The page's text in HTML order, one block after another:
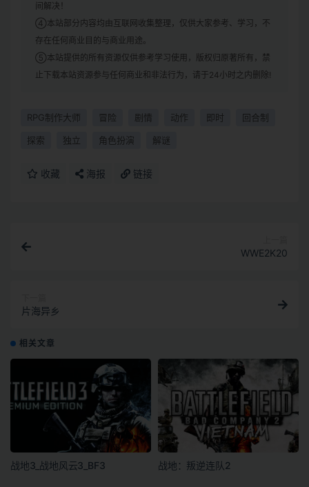
间解决！
④本站部分内容均由互联网收集整理，仅供大家参考、学习，不
存在任何商业目的与商业用途。
⑤本站提供的所有资源仅供参考学习使用，版权归原著所有，禁
止下载本站资源参与任何商业和非法行为，请于24小时之内删除!
RPG制作大师 冒险 剧情 动作 即时 回合制
探索 独立 角色扮演 解谜
收藏 海报 链接
WWE2K20
片海异乡
相关文章
战地3_战地风云3_BF3 战地：叛逆连队2